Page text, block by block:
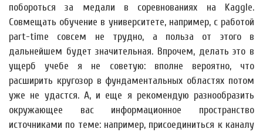
побороться за медали в соревнованиях на Kaggle.
Совмещать обучение в университете, например, с работой
part-time совсем не трудно, а польза от этого в
дальнейшем будет значительная. Впрочем, делать это в
ущерб учебе я не советую: вполне вероятно, что
расширить кругозор в фундаментальных областях потом
уже не удастся. А, и еще я рекомендую разнообразить
окружающее вас информационное пространство
источниками по теме: например, присоединиться к каналу